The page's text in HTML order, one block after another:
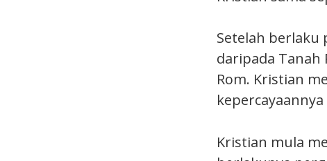
Setelah berlaku
daripada Tanah
Rom. Kristian
Kristian mula